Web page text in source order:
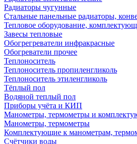
Радиаторы чугунные
Стальные панельные радиаторы,
Тепловое оборудование,
Завесы тепловые
Обогрегреватели инфракрасные
Обогреватели прочее
Теплоноситель
Теплоноситель пропиленгликоль
Теплоноситель этиленгликоль
Тёплый пол
Водяной теплый пол
Приборы учёта и КИП
Манометры, термометры и
Манометры, термометры
Комплектующие к манометрам,
Счётчики воды